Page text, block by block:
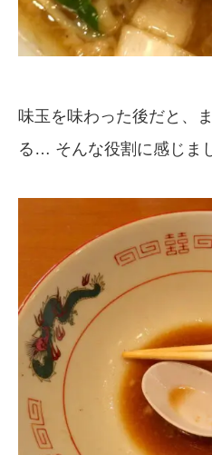
味玉を味わった後だと、
る… そんな役割に感じま